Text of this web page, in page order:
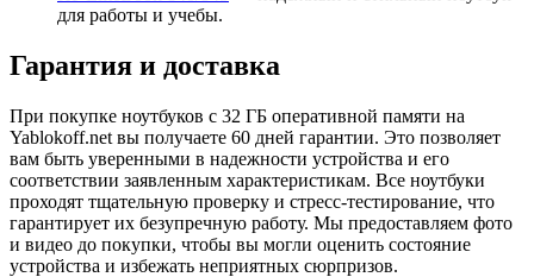
для работы и учебы.
Гарантия и доставка
При покупке ноутбуков с 32 ГБ оперативной памяти на
Yablokoff.net вы получаете 60 дней гарантии. Это позволяет
вам быть уверенными в надежности устройства и его
соответствии заявленным характеристикам. Все ноутбуки
проходят тщательную проверку и стресс-тестирование, что
гарантирует их безупречную работу. Мы предоставляем фото
и видео до покупки, чтобы вы могли оценить состояние
устройства и избежать неприятных сюрпризов.